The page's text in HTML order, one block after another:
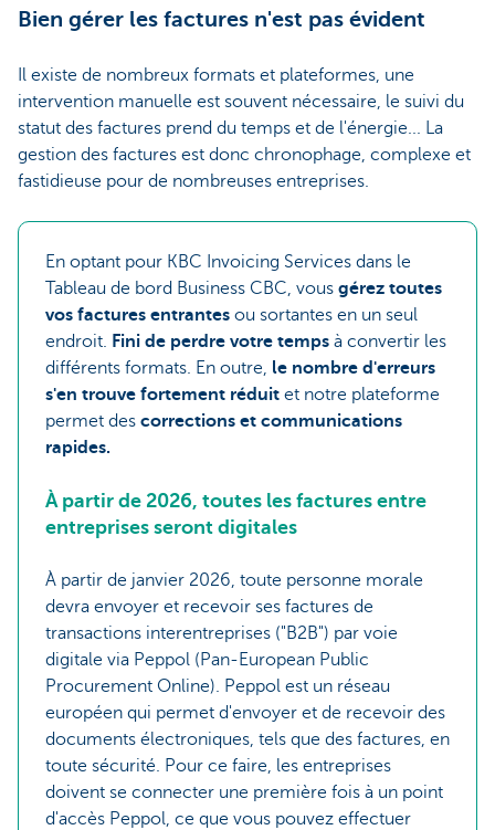
Bien gérer les factures n'est pas évident
Il existe de nombreux formats et plateformes, une
intervention manuelle est souvent nécessaire, le suivi du
statut des factures prend du temps et de l'énergie... La
gestion des factures est donc chronophage, complexe et
fastidieuse pour de nombreuses entreprises.
En optant pour KBC Invoicing Services dans le
Tableau de bord Business CBC, vous gérez toutes
vos factures entrantes ou sortantes en un seul
endroit. Fini de perdre votre temps à convertir les
différents formats. En outre, le nombre d'erreurs
s'en trouve fortement réduit et notre plateforme
permet des corrections et communications
rapides.
À partir de 2026, toutes les factures entre
entreprises seront digitales
À partir de janvier 2026, toute personne morale
devra envoyer et recevoir ses factures de
transactions interentreprises ("B2B") par voie
digitale via Peppol (Pan-European Public
Procurement Online). Peppol est un réseau
européen qui permet d'envoyer et de recevoir des
documents électroniques, tels que des factures, en
toute sécurité. Pour ce faire, les entreprises
doivent se connecter une première fois à un point
d'accès Peppol, ce que vous pouvez effectuer